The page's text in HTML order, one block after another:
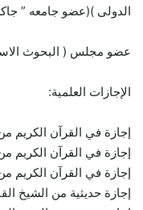
الدولى )(عضو جامعه ”
عضو مجلس ( البحوث
الإجازات العلمية:
إجازة في القرآن الكريم
إجازة في القرآن الكريم
إجازة في القرآن الكريم
إجازة حديثية من الشيخ